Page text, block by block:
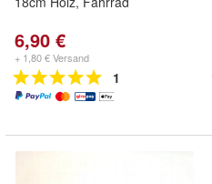
6,90 €
+ 1,80 € Versand
1